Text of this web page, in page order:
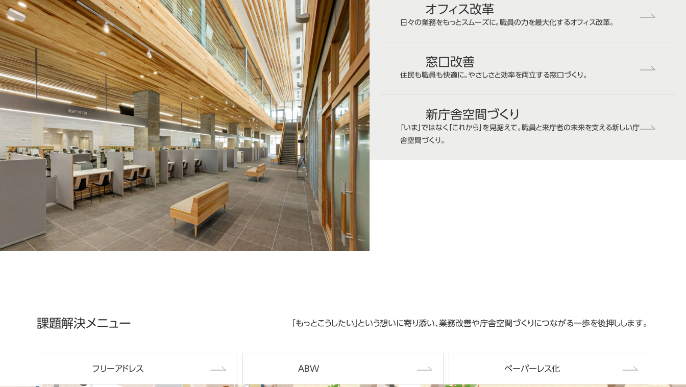
オフィス改革
日々の業務をもっとスムーズに。職員の力を最大化するオフィス改革。
窓口改善
住民も職員も快適に。やさしさと効率を両立する窓口づくり。
新庁舎空間づくり
「いま」ではなく「これから」を見据えて。職員と来庁者の未来を支える新しい庁
舎空間づくり。
課題解決メニュー 「もっとこうしたい」という想いに寄り添い、 業務改善や庁舎空間づくりにつながる一歩を後押しします。
フリーアドレス ABW ペーパーレス化